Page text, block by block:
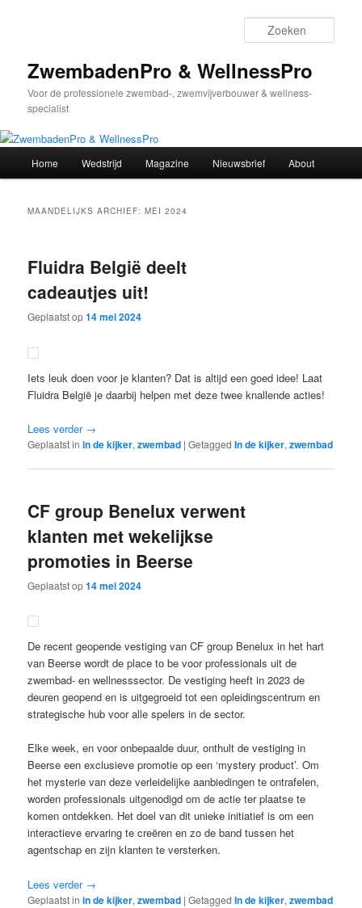
inhoud
inhoudZwembadenPro & WellnessPro
Voor de professionele zwembad-, zwemvijverbouwer & wellness-
specialist
Home Wedstrijd Magazine Nieuwsbrief About
MAANDELIJKS ARCHIEF:MEI 2024
Fluidra België deelt
cadeautjes uit!
Geplaatst op14 mei 2024
Iets leuk doen voor je klanten? Dat is altijd een goed idee! Laat
Fluidra België je daarbij helpen met deze twee knallende acties!
Lees verder →
Geplaatst in in de kijker,zwembad |Getagged In de kijker,zwembad
CF group Benelux verwent
klanten met wekelijkse
promoties in Beerse
Geplaatst op14 mei 2024
De recent geopende vestiging van CF group Benelux in het hart
van Beerse wordt de place to be voor professionals uit de
zwembad- en wellnesssector. De vestiging heeft in 2023 de
deuren geopend en is uitgegroeid tot een opleidingscentrum en
strategische hub voor alle spelers in de sector.
Elke week, en voor onbepaalde duur, onthult de vestiging in
Beerse een exclusieve promotie op een ‘mystery product’. Om
het mysterie van deze verleidelijke aanbiedingen te ontrafelen,
worden professionals uitgenodigd om de actie ter plaatse te
komen ontdekken. Het doel van dit unieke initiatief is om een
interactieve ervaring te creëren en zo de band tussen het
agentschap en zijn klanten te versterken.
Lees verder →
Geplaatst in in de kijker,zwembad |Getagged In de kijker,zwembad